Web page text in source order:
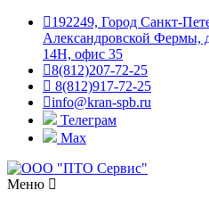
192249, Город Санкт-
Александровской Фермы,
14Н, офис 35
8(812)207-72-25
8(812)917-72-25
info@kran-spb.ru
Телеграм
Max
Меню